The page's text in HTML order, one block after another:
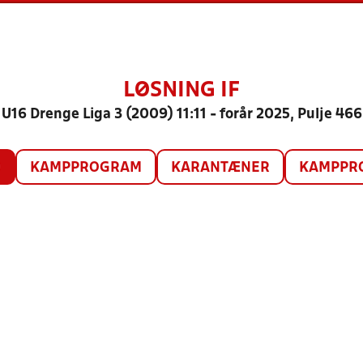
LØSNING IF
U16 Drenge Liga 3 (2009) 11:11 - forår 2025, Pulje 466
KAMPPROGRAM KARANTÆNER